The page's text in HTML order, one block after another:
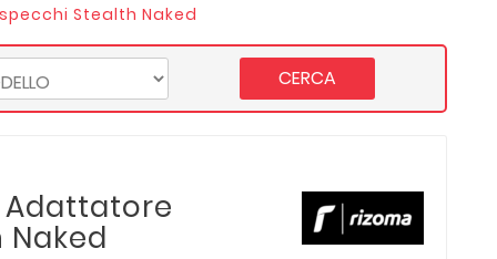
Stealth Naked
CERCA
Adattatore